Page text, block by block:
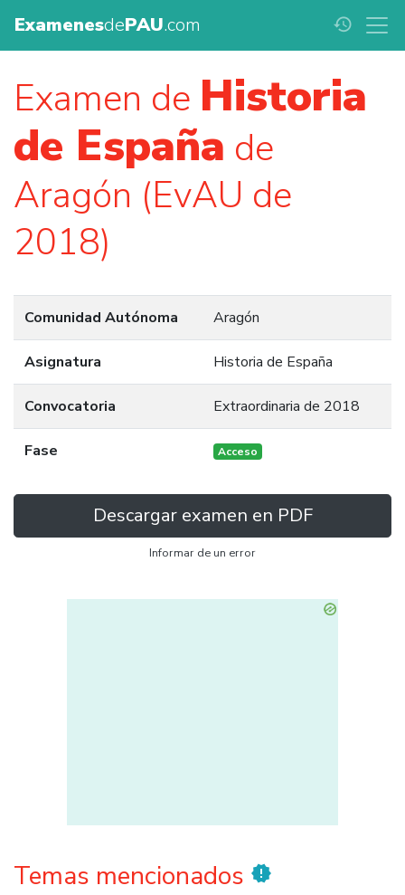
ExamenesdePAU.com history
Examen de Historia
de España de
Aragón (EvAU de
2018)
Comunidad Autónoma Aragón
Asignatura Historia de España
Convocatoria Extraordinaria de 2018
Fase Acceso
Descargar examen en PDF
Informar de un error
Temas mencionados new_releases